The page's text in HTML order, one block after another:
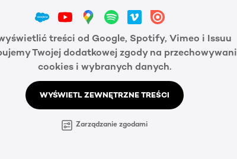
treści od Google, Spotify, Vimeo i Issuu
Twojej dodatkowej zgody na
cookies i wybranych danych.
WYŚWIETL ZEWNĘTRZNE TREŚCI
Zarządzanie zgodami